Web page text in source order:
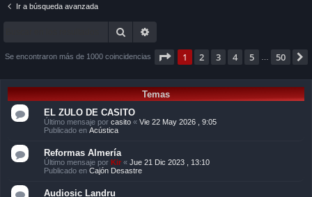
Ir a búsqueda avanzada
Buscar
Se encontraron más de 1000 coincidencias Página de 50
1 2 3 4 5 50
Temas
EL ZULO DE CASITO
Último mensaje por casito « Vie 22 May 2026 , 9:05
Publicado en Acústica
Reformas Almería
Último mensaje por Kir « Jue 21 Dic 2023 , 13:10
Publicado en Cajón Desastre
Audiosic Landru